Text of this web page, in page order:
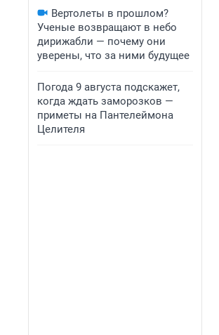
Вертолеты в прошлом?
Ученые возвращают в небо
дирижабли — почему они
уверены, что за ними будущее
Погода 9 августа подскажет,
когда ждать заморозков —
приметы на Пантелеймона
Целителя